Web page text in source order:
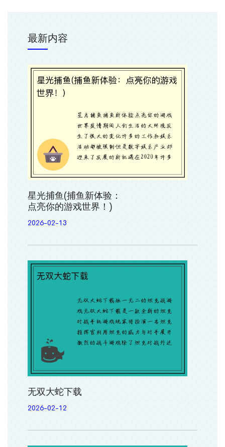
最新内容
星光捕鱼(捕鱼新体验：
点亮你的游戏世界！)
2026-02-13
无双大蛇下载
2026-02-12